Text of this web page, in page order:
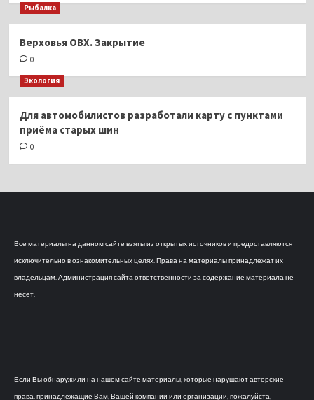
Рыбалка
Верховья ОВХ. Закрытие
0
Экология
Для автомобилистов разработали карту с пунктами
приёма старых шин
0
Все материалы на данном сайте взяты из открытых источников и предоставляются
исключительно в ознакомительных целях. Права на материалы принадлежат их
владельцам. Администрация сайта ответственности за содержание материала не
несет.
Если Вы обнаружили на нашем сайте материалы, которые нарушают авторские
права, принадлежащие Вам, Вашей компании или организации, пожалуйста,